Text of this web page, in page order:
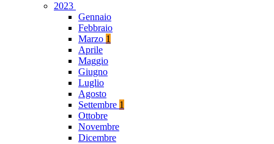
2023
Gennaio
Febbraio
Marzo 1
Aprile
Maggio
Giugno
Luglio
Agosto
Settembre 1
Ottobre
Novembre
Dicembre